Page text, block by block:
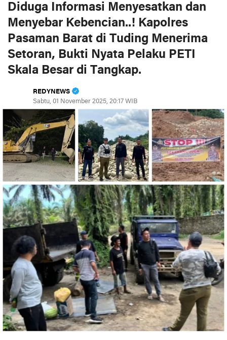
Diduga Informasi Menyesatkan dan
Menyebar Kebencian..! Kapolres
Pasaman Barat di Tuding Menerima
Setoran, Bukti Nyata Pelaku PETI
Skala Besar di Tangkap.
REDYNEWS
Sabtu, 01 November 2025, 20:17 WIB